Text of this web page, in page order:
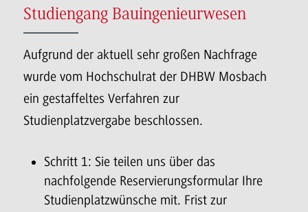
Studiengang Bauingenieurwesen
Aufgrund der aktuell sehr großen Nachfrage
wurde vom Hochschulrat der DHBW Mosbach
ein gestaffeltes Verfahren zur
Studienplatzvergabe beschlossen.
Schritt 1: Sie teilen uns über das
nachfolgende Reservierungsformular Ihre
Studienplatzwünsche mit. Frist zur